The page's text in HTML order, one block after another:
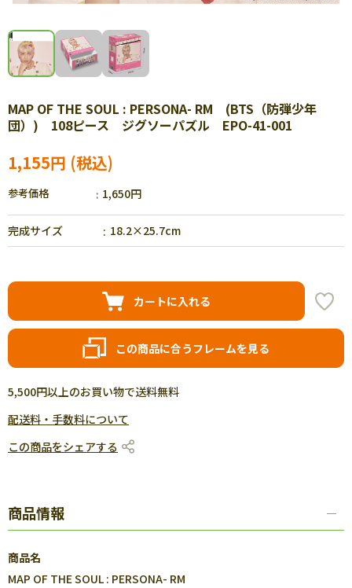
MAP OF THE SOUL : PERSONA- RM (BTS（防弾少年
団）) 108ピース ジグソーパズル EPO-41-001
1,155円
参考価格 1,650円
完成サイズ 18.2×25.7cm
カートに入れる
この商品に合うフレームを見る
5,500円以上のお買い物で送料無料
配送料・手数料について
この商品をシェアする
商品情報
商品名
MAP OF THE SOUL : PERSONA- RM